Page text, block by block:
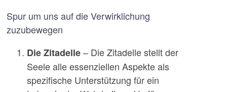
Spur um uns auf die Verwirklichung
zuzubewegen
Die Zitadelle– Die Zitadelle stellt der
Seele alle essenziellen Aspekte als
spezifische Unterstützung für ein